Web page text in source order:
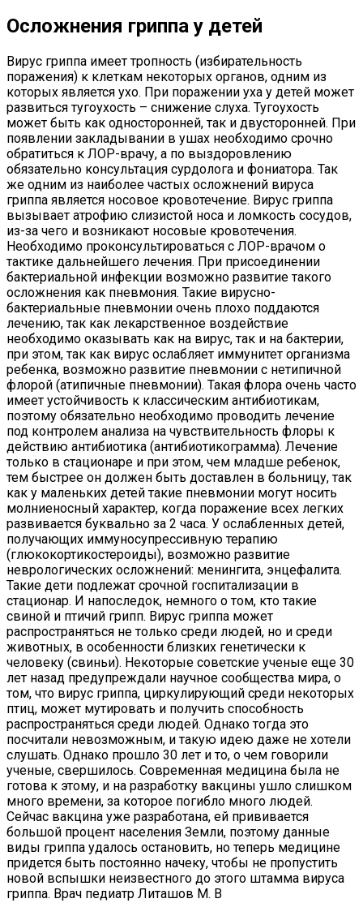
Осложнения гриппа у детей
Вирус гриппа имеет тропность (избирательность
поражения) к клеткам некоторых органов, одним из
которых является ухо. При поражении уха у детей может
развиться тугоухость – снижение слуха. Тугоухость
может быть как односторонней, так и двусторонней. При
появлении закладывании в ушах необходимо срочно
обратиться к ЛОР-врачу, а по выздоровлению
обязательно консультация сурдолога и фониатора. Так
же одним из наиболее частых осложнений вируса
гриппа является носовое кровотечение. Вирус гриппа
вызывает атрофию слизистой носа и ломкость сосудов,
из-за чего и возникают носовые кровотечения.
Необходимо проконсультироваться с ЛОР-врачом о
тактике дальнейшего лечения. При присоединении
бактериальной инфекции возможно развитие такого
осложнения как пневмония. Такие вирусно-
бактериальные пневмонии очень плохо поддаются
лечению, так как лекарственное воздействие
необходимо оказывать как на вирус, так и на бактерии,
при этом, так как вирус ослабляет иммунитет организма
ребенка, возможно развитие пневмонии с нетипичной
флорой (атипичные пневмонии). Такая флора очень часто
имеет устойчивость к классическим антибиотикам,
поэтому обязательно необходимо проводить лечение
под контролем анализа на чувствительность флоры к
действию антибиотика (антибиотикограмма). Лечение
только в стационаре и при этом, чем младше ребенок,
тем быстрее он должен быть доставлен в больницу, так
как у маленьких детей такие пневмонии могут носить
молниеносный характер, когда поражение всех легких
развивается буквально за 2 часа. У ослабленных детей,
получающих иммуносупрессивную терапию
(глюкокортикостероиды), возможно развитие
неврологических осложнений: менингита, энцефалита.
Такие дети подлежат срочной госпитализации в
стационар. И напоследок, немного о том, кто такие
свиной и птичий грипп. Вирус гриппа может
распространяться не только среди людей, но и среди
животных, в особенности близких генетически к
человеку (свиньи). Некоторые советские ученые еще 30
лет назад предупреждали научное сообщества мира, о
том, что вирус гриппа, циркулирующий среди некоторых
птиц, может мутировать и получить способность
распространяться среди людей. Однако тогда это
посчитали невозможным, и такую идею даже не хотели
слушать. Однако прошло 30 лет и то, о чем говорили
ученые, свершилось. Современная медицина была не
готова к этому, и на разработку вакцины ушло слишком
много времени, за которое погибло много людей.
Сейчас вакцина уже разработана, ей прививается
большой процент населения Земли, поэтому данные
виды гриппа удалось остановить, но теперь медицине
придется быть постоянно начеку, чтобы не пропустить
новой вспышки неизвестного до этого штамма вируса
гриппа. Врач педиатр Литашов М. В